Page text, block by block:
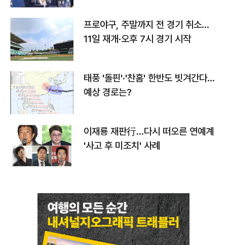
프로야구, 주말까지 전 경기 취소…
11일 재개·오후 7시 경기 시작
태풍 '돌핀'·'찬홈' 한반도 빗겨간다…
예상 경로는?
이재룡 재판行…다시 떠오른 연예계
'사고 후 미조치' 사례